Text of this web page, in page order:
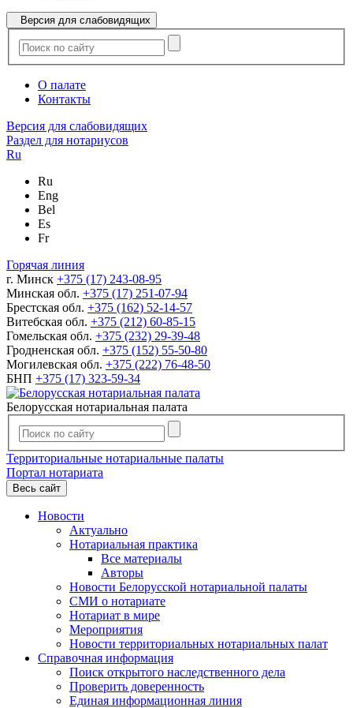
Версия для слабовидящих
О палате
Контакты
Версия для слабовидящих
Раздел для нотариусов
Ru
Ru
Eng
Bel
Es
Fr
Горячая линия
г. Минск +375 (17) 243-08-95
Минская обл. +375 (17) 251-07-94
Брестская обл. +375 (162) 52-14-57
Витебская обл. +375 (212) 60-85-15
Гомельская обл. +375 (232) 29-39-48
Гродненская обл. +375 (152) 55-50-80
Могилевская обл. +375 (222) 76-48-50
БНП +375 (17) 323-59-34
Белорусская нотариальная палата
Территориальные нотариальные палаты
Портал нотариата
Весь сайт
Новости
Актуально
Нотариальная практика
Все материалы
Авторы
Новости Белорусской нотариальной палаты
СМИ о нотариате
Нотариат в мире
Мероприятия
Новости территориальных нотариальных палат
Справочная информация
Поиск открытого наследственного дела
Проверить доверенность
Единая информационная линия